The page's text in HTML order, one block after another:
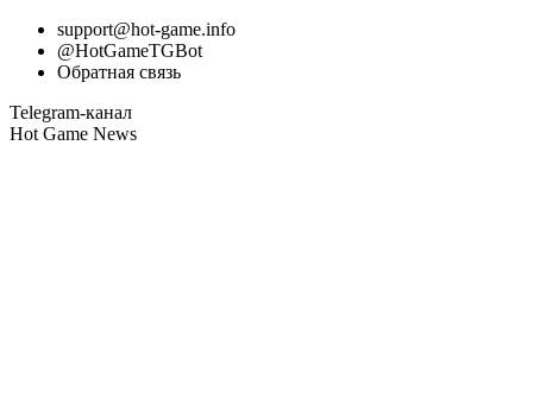
support@hot-game.info
@HotGameTGBot
Обратная связь
Telegram-канал
Hot Game News